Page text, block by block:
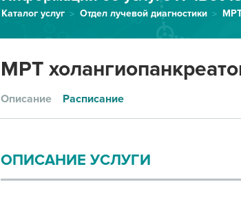
Каталог услуг Отдел лучевой диагностики
МРТ
Описание Расписание
ОПИСАНИЕ УСЛУГИ